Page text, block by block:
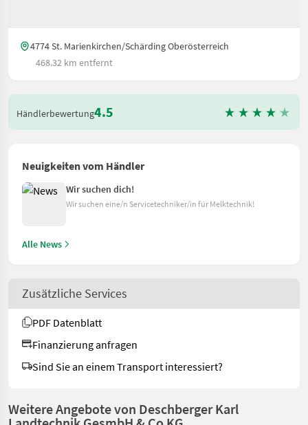
4774 St. Marienkirchen/Schärding Oberösterreich
468.32 km entfernt
Händlerbewertung4.5
Neuigkeiten vom Händler
Wir suchen dich!
Wir suchen eine/n Servicetechniker/in für Melktechnik!
Alle News
Zusätzliche Services
PDF Datenblatt
Finanzierung anfragen
Sind Sie an einem Transport interessiert?
Weitere Angebote von Deschberger Karl